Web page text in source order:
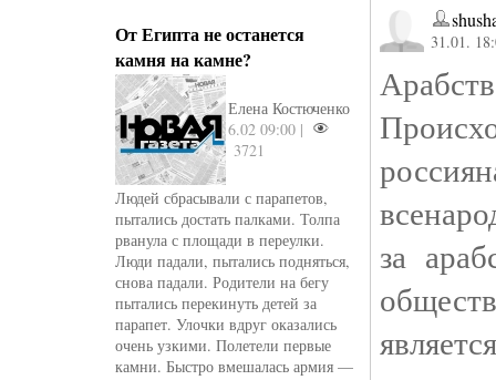
От Египта не останется
камня на камне?
Елена Костюченко
6.02 09:00 |
3721
Людей сбрасывали с парапетов,
пытались достать палками. Толпа
рванула с площади в переулки.
Люди падали, пытались подняться,
снова падали. Родители на бегу
пытались перекинуть детей за
парапет. Улочки вдруг оказались
очень узкими. Полетели первые
камни. Быстро вмешалась армия —
31.01.
за